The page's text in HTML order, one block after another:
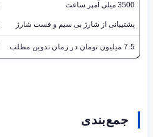
3500 میلی آمپر ساعت
پشتیبانی از شارژ بی سیم و فست شارژ
7.5 میلیون تومان در زمان تدوین مطلب
جمع‌بندی